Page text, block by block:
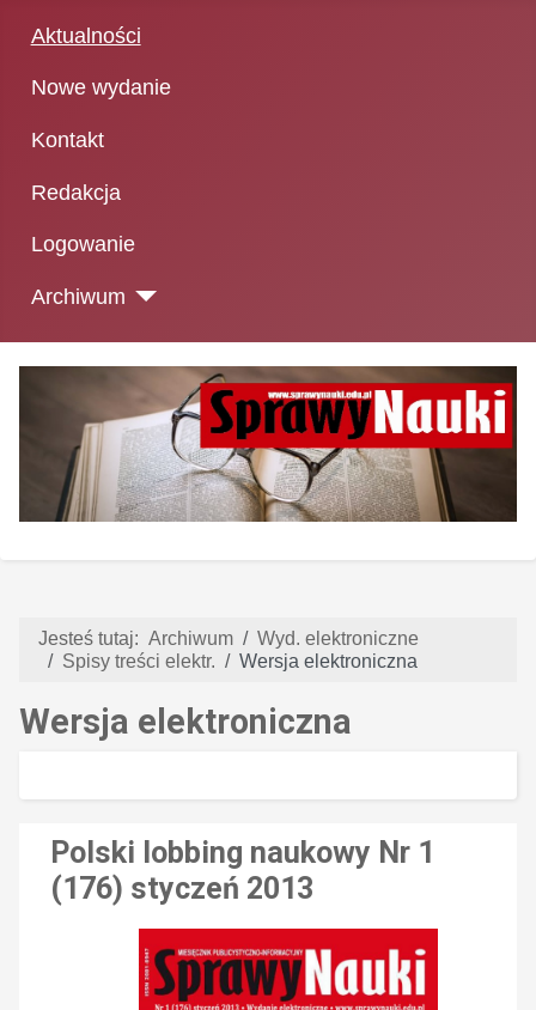
Aktualności
Nowe wydanie
Kontakt
Redakcja
Logowanie
Archiwum
Jesteś tutaj: Archiwum
Wyd. elektroniczne
Spisy treści elektr.
Wersja elektroniczna
Wersja elektroniczna
Polski lobbing naukowy Nr 1
(176) styczeń 2013